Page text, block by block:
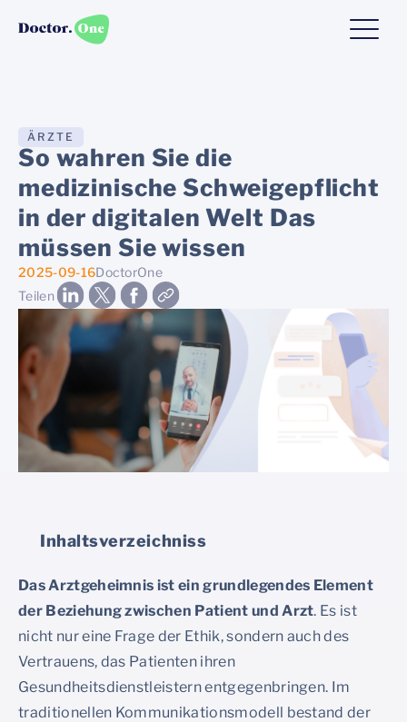
ÄRZTE
So wahren Sie die
medizinische Schweigepflicht
in der digitalen Welt Das
müssen Sie wissen
2025-09-16DoctorOne
Teilen
Inhaltsverzeichniss
Das Arztgeheimnis ist ein grundlegendes Element
der Beziehung zwischen Patient und Arzt. Es ist
nicht nur eine Frage der Ethik, sondern auch des
Vertrauens, das Patienten ihren
Gesundheitsdienstleistern entgegenbringen. Im
traditionellen Kommunikationsmodell bestand der